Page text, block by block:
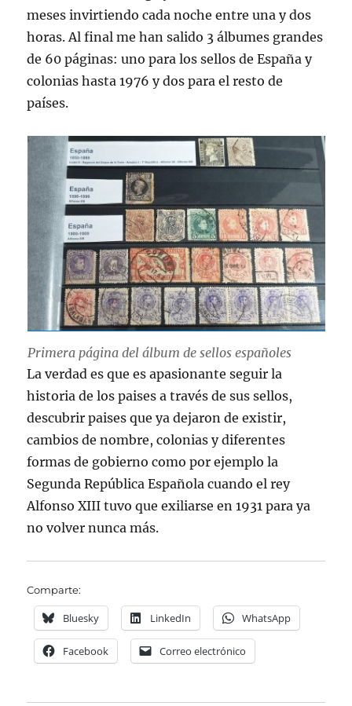
meses invirtiendo cada noche entre una y dos
horas. Al final me han salido 3 álbumes grandes
de 60 páginas: uno para los sellos de España y
colonias hasta 1976 y dos para el resto de
países.
Primera página del álbum de sellos españoles
La verdad es que es apasionante seguir la
historia de los paises a través de sus sellos,
descubrir paises que ya dejaron de existir,
cambios de nombre, colonias y diferentes
formas de gobierno como por ejemplo la
Segunda República Española cuando el rey
Alfonso XIII tuvo que exiliarse en 1931 para ya
no volver nunca más.
Comparte:
Bluesky LinkedIn WhatsApp
Facebook Correo electrónico